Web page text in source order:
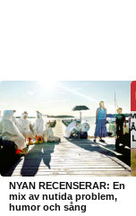
NYAN RECENSERAR: En
mix av nutida problem,
humor och sång